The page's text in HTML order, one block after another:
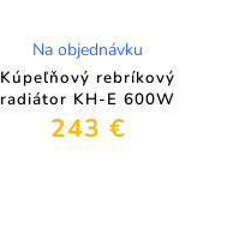
Kúpeľňový rebríkový
radiátor KH-E 600W
Na objednávku
243 €